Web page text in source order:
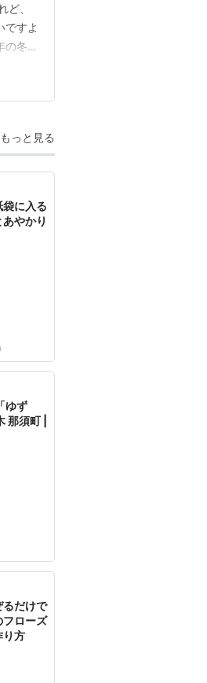
、
ですよ
冬至
もっと見る
に入る
やかり
ゆず
那須町 |
るだけで
フローズ
り方